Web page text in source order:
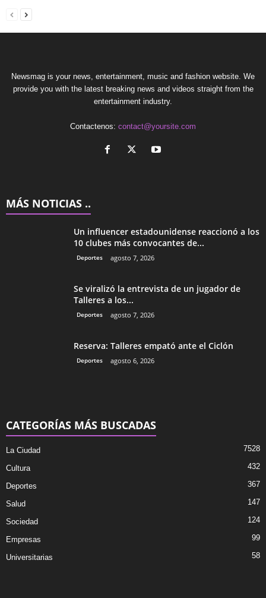
Newsmag is your news, entertainment, music and fashion website. We
provide you with the latest breaking news and videos straight from the
entertainment industry.
Contactenos: contact@yoursite.com
MÁS NOTICIAS ..
Un influencer estadounidense reaccionó a los
10 clubes más convocantes de...
Deportes agosto 7, 2026
Se viralizó la entrevista de un jugador de
Talleres a los...
Deportes agosto 7, 2026
Reserva: Talleres empató ante el Ciclón
Deportes agosto 6, 2026
CATEGORÍAS MÁS BUSCADAS
La Ciudad 7528
Cultura 432
Deportes 367
Salud 147
Sociedad 124
Empresas 99
Universitarias 58